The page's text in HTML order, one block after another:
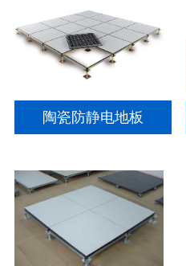
陶瓷防静电地板